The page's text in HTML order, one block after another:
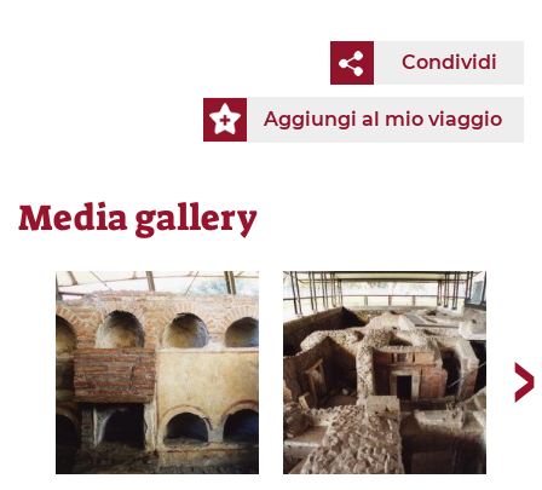
Condividi
Aggiungi al mio viaggio
Media gallery